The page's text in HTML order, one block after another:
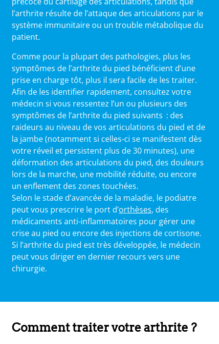
l’arthrite résulte de l’attaque des articulations par le
système immunitaire ou un trouble métabolique du
patient.
Comme pour la plupart des pathologies, plus les
symptômes de l’arthrite du pied bénéficient d’une
prise en charge tôt, plus il sera facile de les traiter.
Afin de les identifier rapidement, consultez votre
médecin si vous ressentez l’un ou plusieurs des
symptômes de l’arthrite du pied suivants : des
raideurs au niveau de vos articulations du pied et de
la jambe (notamment si celles-ci se manifestent dès
votre réveil et persistent plus de 30 minutes), une
déformation des articulations du pied, des douleurs
lors de la marche, une mobilité réduite, ou encore
un enflement des zones touchées.
Selon le stade d’avancée de la maladie, le podiatre
peut vous prescrire le port d’orthèses, des
médicaments anti-inflammatoires pour gérer une
crise au pied ou encore des injections de cortisone.
Si l’arthrite du pied est très développée, le médecin
peut vous diriger en dernier recours vers une
chirurgie.
Comment traiter votre arthrite ?